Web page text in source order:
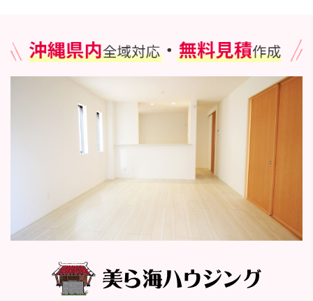
3．個人情報の第三者提供について
当個人情報保護法等の法令に定めのある場合を除き、個人
情報をあらかじめご本人の同意を得ることなく、第三者に
提供いたしません。
4．個人情報の開示・訂正等について
ご本人から自己の個人情報についての開示の請求がある場
合、速やかに開示をいたします。
その際、ご本人であることが確認できない場合に
は、開示に応じません。
個人情報の内容に誤りがあり、ご本人から訂正・
追加・削除の請求がある場合、調査の上、速やか
にこれらの請求に対応いたします。その際、ご本人
であることが確認できない場合には、これらの請
求に応じません。
個人情報の取り扱いにつきまして、上記の請求・